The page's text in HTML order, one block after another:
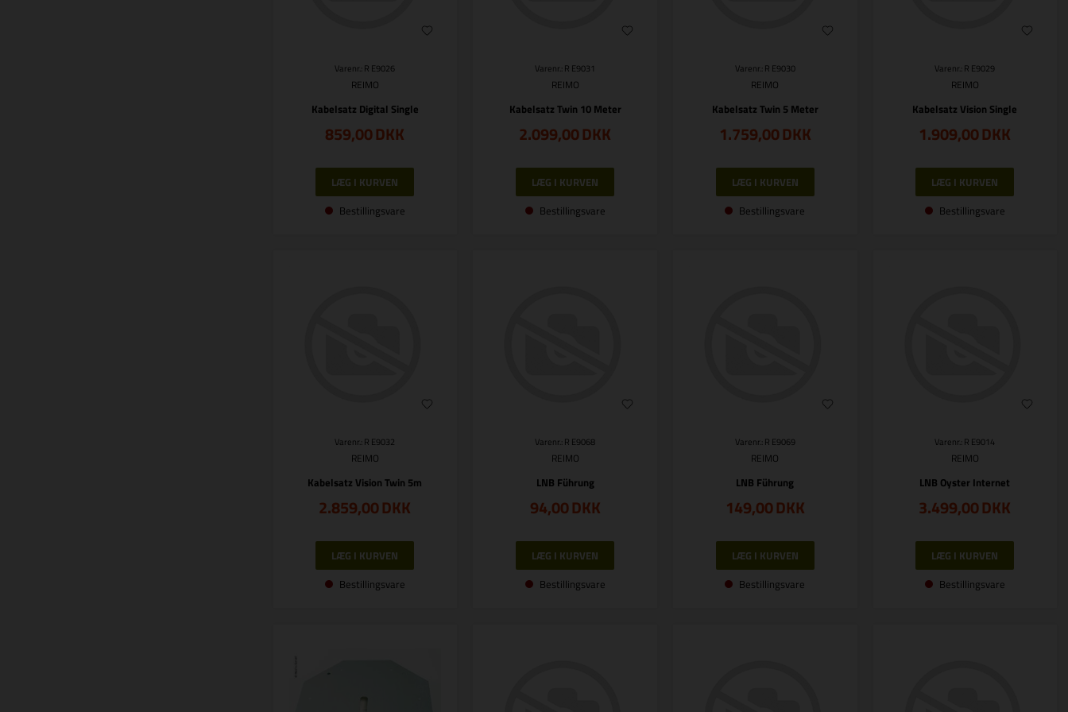
Varenr.: R E9026
REIMO
Kabelsatz Digital Single
859,00DKK
Bestillingsvare
Varenr.: R E9031
REIMO
Kabelsatz Twin 10 Meter
2.099,00DKK
Bestillingsvare
Varenr.: R E9030
REIMO
Kabelsatz Twin 5 Meter
1.759,00DKK
Bestillingsvare
Varenr.: R E9029
REIMO
Kabelsatz Vision Single
1.909,00DKK
Bestillingsvare
Varenr.: R E9032
REIMO
Kabelsatz Vision Twin 5m
2.859,00DKK
Bestillingsvare
Varenr.: R E9068
REIMO
LNB Führung
94,00DKK
Bestillingsvare
Varenr.: R E9069
REIMO
LNB Führung
149,00DKK
Bestillingsvare
Varenr.: R E9014
REIMO
LNB Oyster Internet
3.499,00DKK
Bestillingsvare